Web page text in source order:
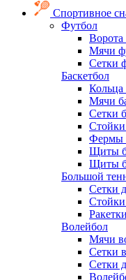
Спортивное
Футбол
Мячи
Сетки
Баскетбол
Кольца
Мячи
Сетки
Стойки
Фермы
Щиты
Щиты
Большой
Сетки
Стойки
Волейбол
Мячи
Сетки
Сетки